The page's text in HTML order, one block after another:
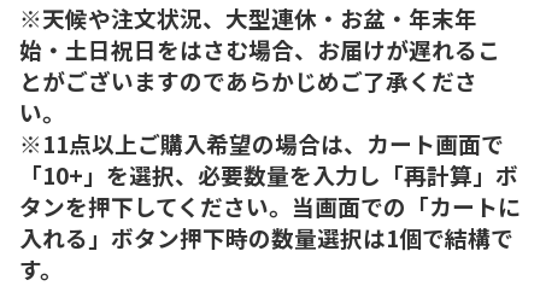
※天候や注文状況、大型連休・お盆・年末年
始・土日祝日をはさむ場合、お届けが遅れるこ
とがございますのであらかじめご了承くださ
い。
※11点以上ご購入希望の場合は、カート画面で
「10+」を選択、必要数量を入力し「再計算」ボ
タンを押下してください。当画面での「カートに
入れる」ボタン押下時の数量選択は1個で結構で
す。